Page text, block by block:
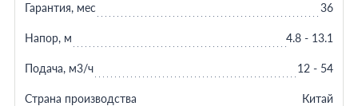
Гарантия, мес 36
Напор, м 4.8 - 13.1
Подача, м3/ч 12 - 54
Страна производства Китай